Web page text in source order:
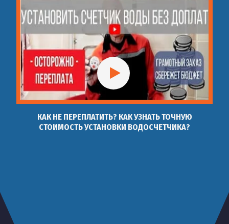
КАК НЕ ПЕРЕПЛАТИТЬ? КАК УЗНАТЬ ТОЧНУЮ
СТОИМОСТЬ УСТАНОВКИ ВОДОСЧЕТЧИКА?